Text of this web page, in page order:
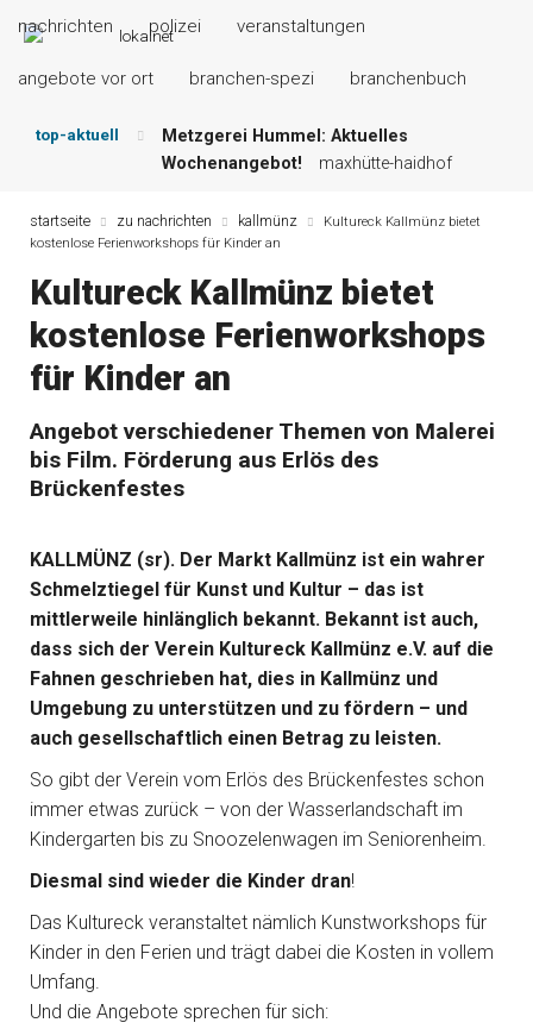
nachrichten polizei veranstaltungen
angebote vor ort branchen-spezi branchenbuch
top-aktuell
Metzgerei Hummel: Aktuelles
Wochenangebot!
maxhütte-haidhof
Grillspezialitäten u.v.m.! kallmünz
Meindl Metzgerei: Wochen-Speisekarte
Der „deutsche Michel“ muss nun
zahlen! kommentare & serien &
Maxhütter Fischladen: Unser aktuelles
Nutzen Sie aktuelle Angebote Ihrer
Region! angebote vor ort | anzeige
startseite zu nachrichten kallmünz
Kultureck Kallmünz bietet
kostenlose Ferienworkshops für Kinder an
Kultureck Kallmünz bietet
kostenlose Ferienworkshops
für Kinder an
Angebot verschiedener Themen von Malerei
bis Film. Förderung aus Erlös des
Brückenfestes
KALLMÜNZ (sr). Der Markt Kallmünz ist ein wahrer
Schmelztiegel für Kunst und Kultur – das ist
mittlerweile hinlänglich bekannt. Bekannt ist auch,
dass sich der Verein Kultureck Kallmünz e.V. auf die
Fahnen geschrieben hat, dies in Kallmünz und
Umgebung zu unterstützen und zu fördern – und
auch gesellschaftlich einen Betrag zu leisten.
So gibt der Verein vom Erlös des Brückenfestes schon
immer etwas zurück – von der Wasserlandschaft im
Kindergarten bis zu Snoozelenwagen im Seniorenheim.
Diesmal sind wieder die Kinder dran!
Das Kultureck veranstaltet nämlich Kunstworkshops für
Kinder in den Ferien und trägt dabei die Kosten in vollem
Umfang.
Und die Angebote sprechen für sich: